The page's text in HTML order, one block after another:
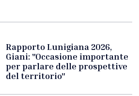
Rapporto Lunigiana 2026,
Giani: "Occasione importante
per parlare delle prospettive
del territorio"